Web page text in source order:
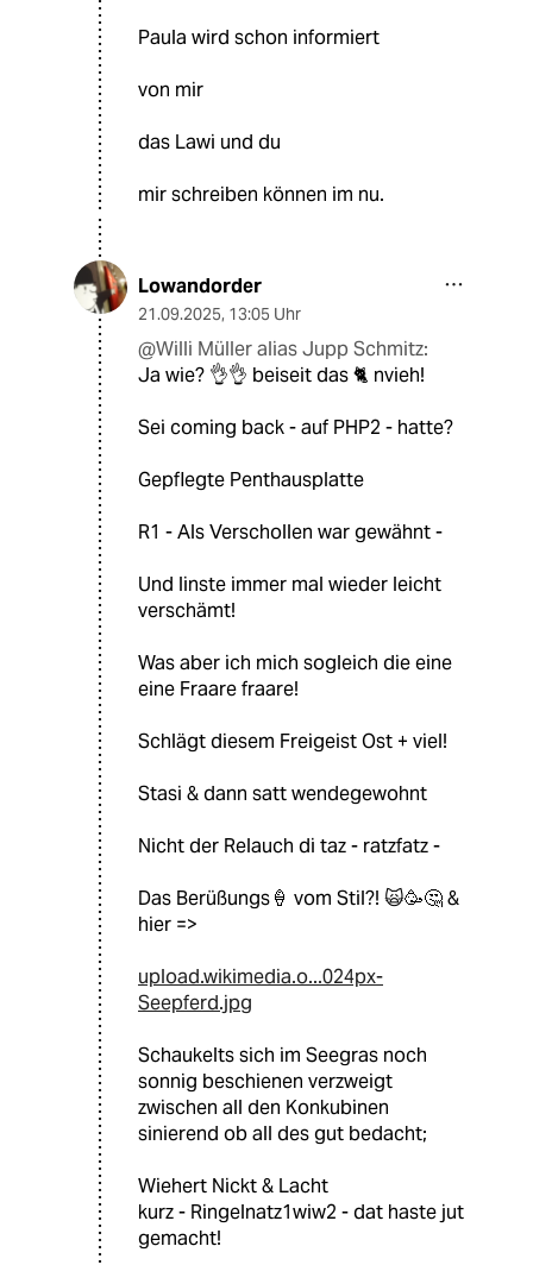
Paula wird schon informiert
von mir
das Lawi und du
mir schreiben können im nu.
Lowandorder
21.09.2025, 13:05 Uhr
@Willi Müller alias Jupp Schmitz:
Ja wie? 👌👌 beiseit das 🐈 nvieh!
Sei coming back - auf PHP2 - hatte?
Gepflegte Penthausplatte
R1 - Als Verschollen war gewähnt -
Und linste immer mal wieder leicht
verschämt!
Was aber ich mich sogleich die eine
eine Fraare fraare!
Schlägt diesem Freigeist Ost + viel!
Stasi & dann satt wendegewohnt
Nicht der Relauch di taz - ratzfatz -
Das Berüßungs🍦 vom Stil?! 🙀🥳🤔 &
hier =>
upload.wikimedia.o...024px-
Seepferd.jpg
Schaukelts sich im Seegras noch
sonnig beschienen verzweigt
zwischen all den Konkubinen
sinierend ob all des gut bedacht;
Wiehert Nickt & Lacht
kurz - Ringelnatz1wiw2 - dat haste jut
gemacht!